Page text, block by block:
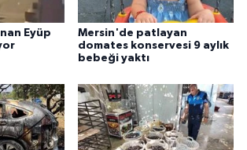
Eyüp
Mersin'de patlayan
domates konservesi 9 aylık
bebeği yaktı